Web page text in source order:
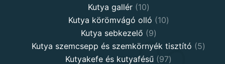
Kutya gallér 1010
products
Kutya körömvágó olló 1010
Kutya sebkezelő 99
products
Kutya szemcsepp és szemkörnyék tisztító 55
Kutyakefe és kutyafésű 9797